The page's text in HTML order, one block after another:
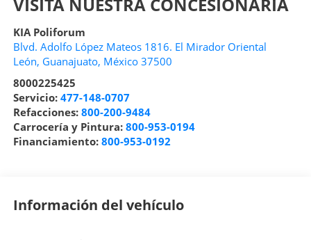
KIA Poliforum
Blvd. Adolfo López Mateos 1816. El Mirador Oriental
León, Guanajuato, México 37500
8000225425
Servicio: 477-148-0707
Refacciones: 800-200-9484
Carrocería y Pintura: 800-953-0194
Financiamiento: 800-953-0192
Información del vehículo